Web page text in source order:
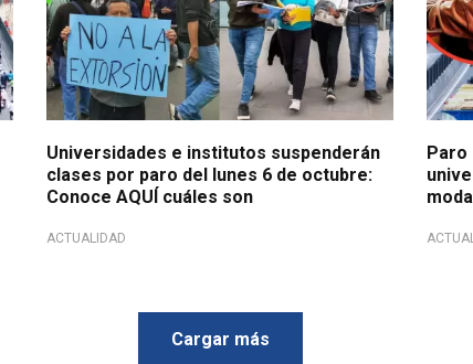
Universidades e institutos suspenderán
clases por paro del lunes 6 de octubre:
Conoce AQUÍ cuáles son
ACTUALIDAD
Paro
Cargar más